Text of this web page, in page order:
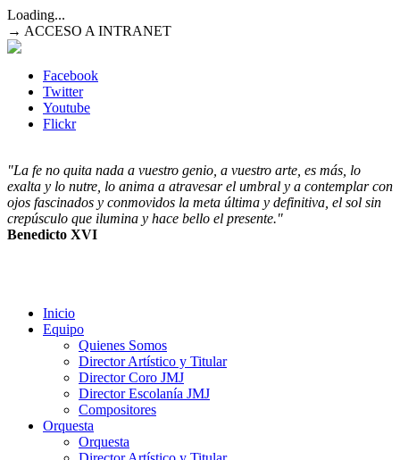
Loading...
→ ACCESO A INTRANET
Facebook
Twitter
Youtube
Flickr
"La fe no quita nada a vuestro genio, a vuestro arte, es más, lo
exalta y lo nutre, lo anima a atravesar el umbral y a contemplar con
ojos fascinados y conmovidos la meta última y definitiva, el sol sin
crepúsculo que ilumina y hace bello el presente."
Benedicto XVI
Inicio
Equipo
Quienes Somos
Director Artístico y Titular
Director Coro JMJ
Director Escolanía JMJ
Compositores
Orquesta
Orquesta